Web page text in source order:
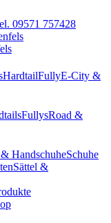
09571 757428
HardtailFullyE-City &
FullysRoad &
HandschuheSchuhe
Sättel &